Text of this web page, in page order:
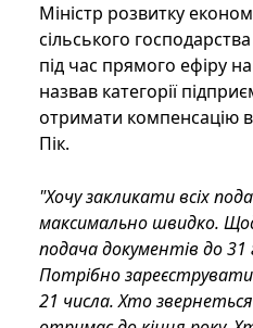
Міністр розвитку
сільського
під час прямого ефіру
назвав категорії
отримати компенсацію
Пік.
"Хочу закликати всіх
максимально швидко.
подача документів до 31
Потрібно
21 числа. Хто